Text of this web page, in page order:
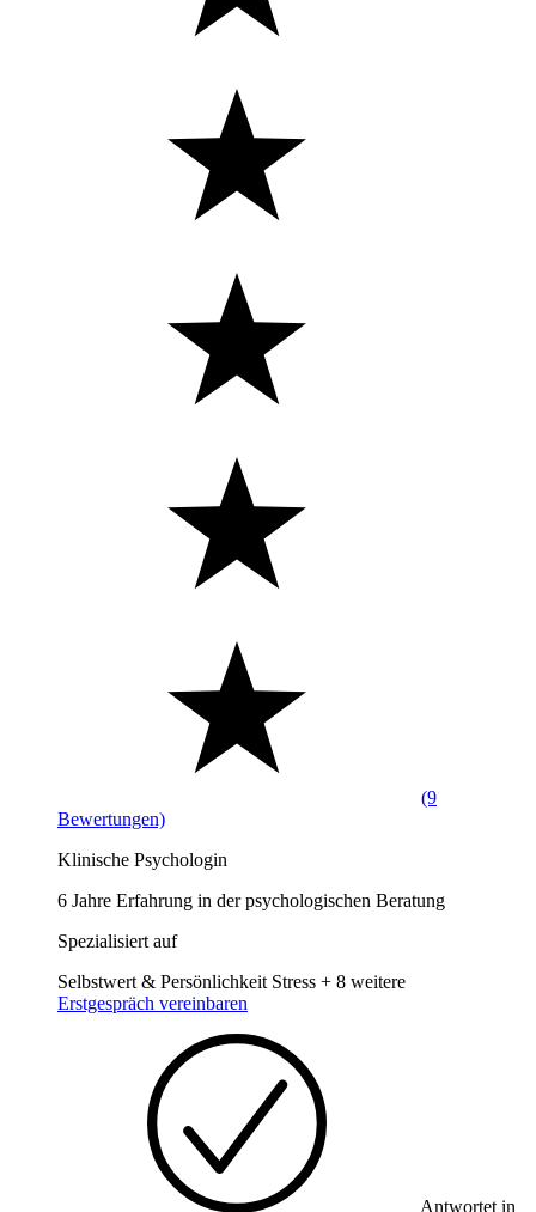
(9
Bewertungen)
Klinische Psychologin
6 Jahre Erfahrung in der psychologischen Beratung
Spezialisiert auf
Selbstwert & Persönlichkeit Stress + 8 weitere
Erstgespräch vereinbaren
Antwortet in